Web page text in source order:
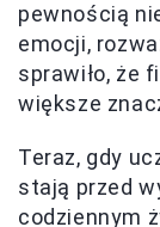
pewnością
emocji,
sprawiło, że
większe
Teraz, gdy
stają przed
codziennym